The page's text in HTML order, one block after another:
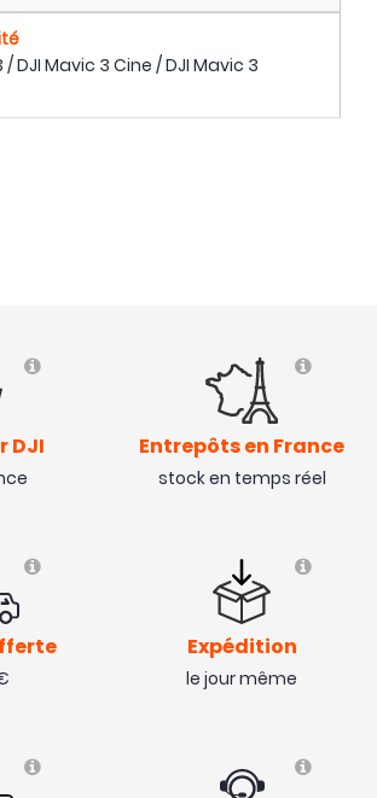
/ DJI Mavic 3 Cine / DJI Mavic 3
DJI Entrepôts en France
stock en temps réel
Expédition
le jour même